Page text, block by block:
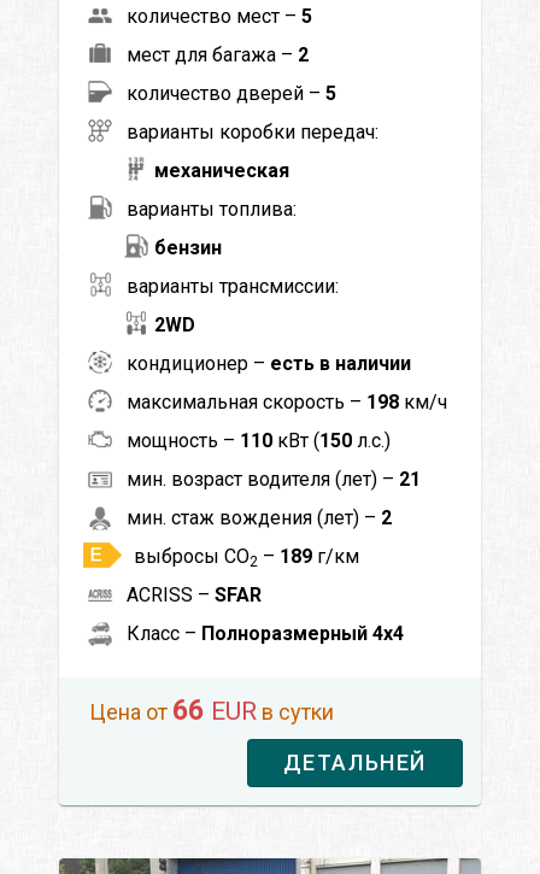
количество мест – 5
мест для багажа – 2
количество дверей – 5
варианты коробки передач:
механическая
варианты топлива:
бензин
варианты трансмиссии:
2WD
кондиционер – есть в наличии
максимальная скорость – 198 км/ч
мощность – 110 кВт (150 л.с.)
мин. возраст водителя (лет) – 21
мин. стаж вождения (лет) – 2
выбросы CO2 – 189 г/км
ACRISS – SFAR
Класс – Полноразмерный 4x4
Цена от 66 EUR в сутки
ДЕТАЛЬНЕЙ